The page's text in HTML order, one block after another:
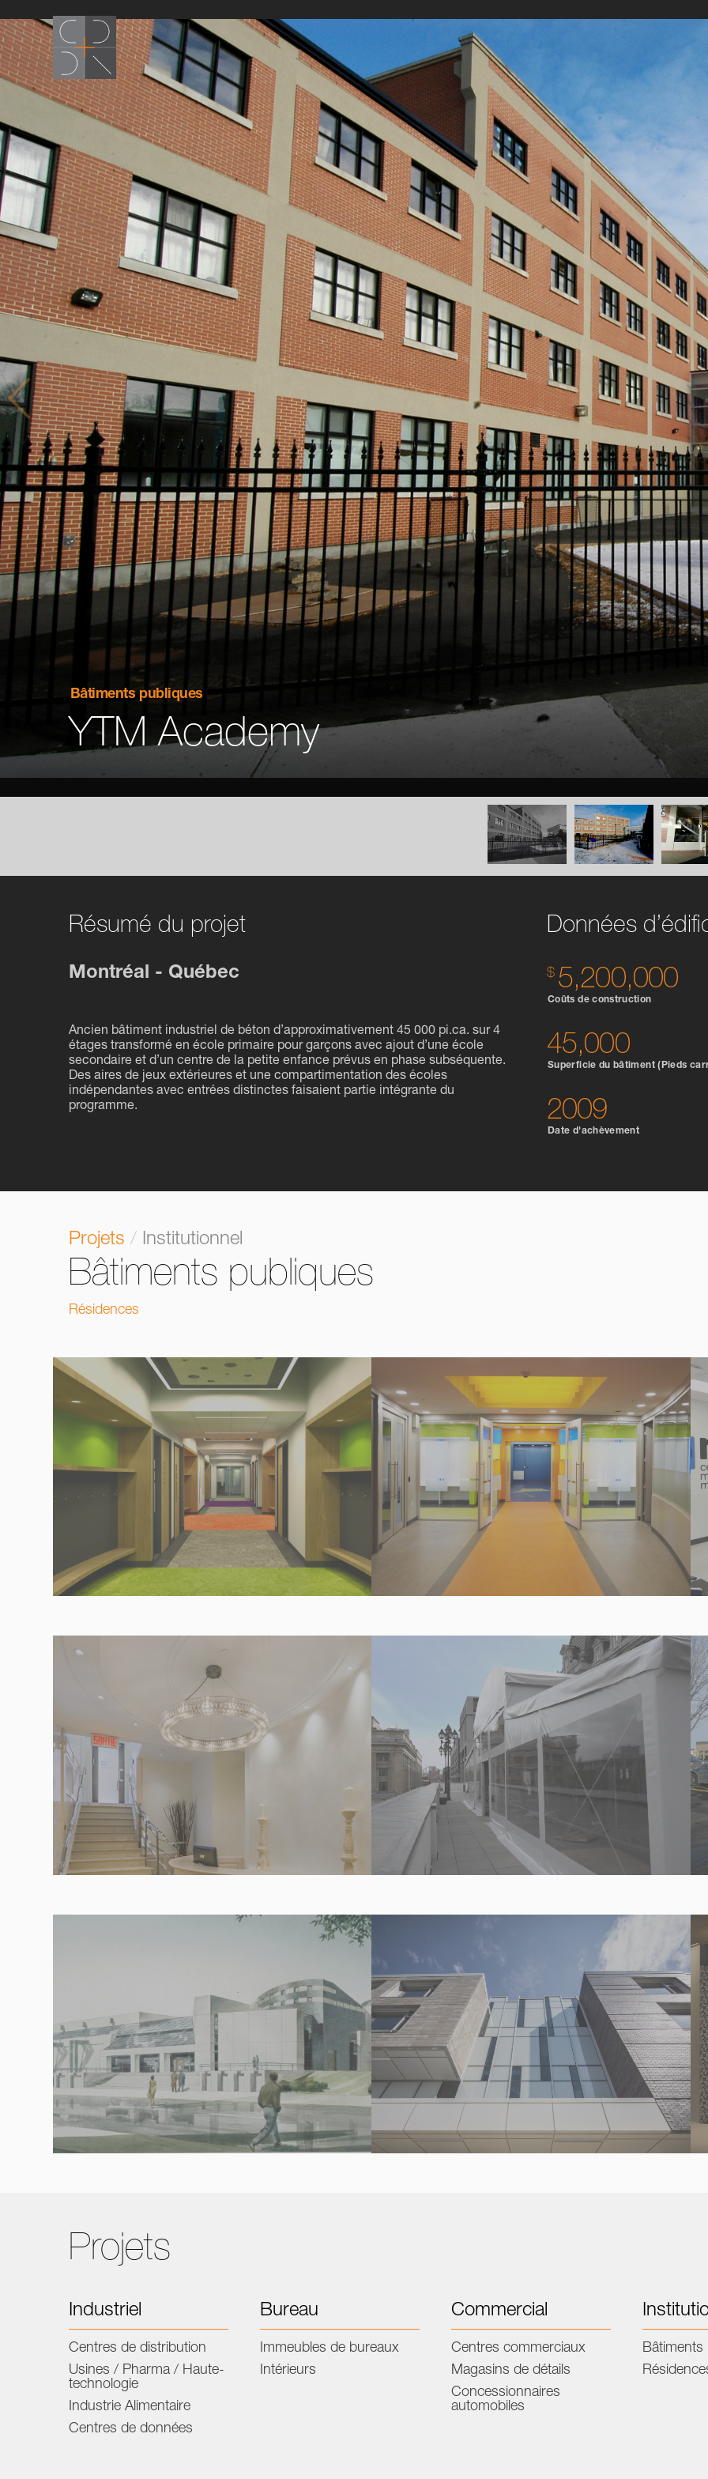
Bâtiments publiques
YTM Academy
Résumé du projet
Montréal - Québec
Ancien bâtiment industriel de béton d’approximativement 45 000 pi.ca. sur 4
étages transformé en école primaire pour garçons avec ajout d’une école
secondaire et d’un centre de la petite enfance prévus en phase subséquente.
Des aires de jeux extérieures et une compartimentation des écoles
indépendantes avec entrées distinctes faisaient partie intégrante du
programme.
Données
5,200,000
Coûts de construction
45,000
Superficie du bâtiment (Pieds
2009
Date d'achèvement
Projets / Institutionnel
Bâtiments publiques
Résidences
Projets
Industriel
Centres de distribution
Usines / Pharma / Haute-
technologie
Industrie Alimentaire
Centres de données
Bureau
Immeubles de bureaux
Intérieurs
Commercial
Centres commerciaux
Magasins de détails
Concessionnaires
automobiles
Bâtiments